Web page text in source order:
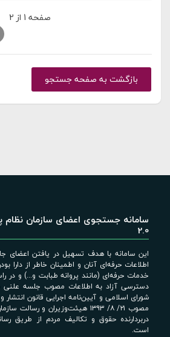
صفحه 1 از 2
بازگشت به صفحه جستجو
سامانه جستجوی اعضای سازمان
2.0
این سامانه با هدف تسهیل در یافتن اعضای
اطلاعات حرفه‌ای آنان و اطمینان خاطر از دارا
خدمات حرفه‌ای (مانند پروانه طبابت و...) و در
شورای اسلامی و آیین‌نامه اجرایی قانون
مصوب ۲۱/ ۸/ ۱۳۹۳ هیئت‌وزیران و
دربردارنده حقوق و تکالیف مردم از طریق
است.